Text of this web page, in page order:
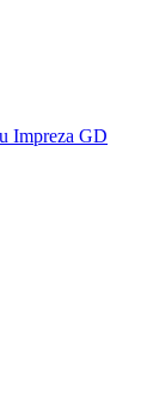
Impreza GD